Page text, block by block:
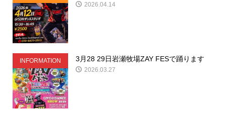
2026.04.14
INFORMATION 3月28 29日岩瀬牧場ZAY FESで踊ります
2026.03.27